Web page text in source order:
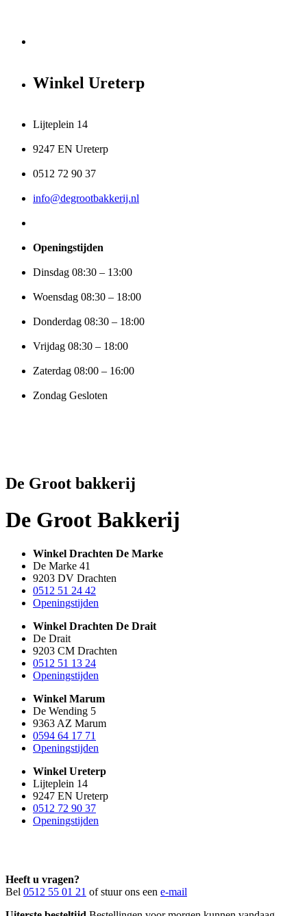
Winkel Ureterp
Lijteplein 14
9247 EN Ureterp
0512 72 90 37
info@degrootbakkerij.nl
Openingstijden
Dinsdag 08:30 – 13:00
Woensdag 08:30 – 18:00
Donderdag 08:30 – 18:00
Vrijdag 08:30 – 18:00
Zaterdag 08:00 – 16:00
Zondag Gesloten
De Groot bakkerij
De Groot Bakkerij
Winkel Drachten De Marke
De Marke 41
9203 DV Drachten
0512 51 24 42
Openingstijden
Winkel Drachten De Drait
De Drait
9203 CM Drachten
0512 51 13 24
Openingstijden
Winkel Marum
De Wending 5
9363 AZ Marum
0594 64 17 71
Openingstijden
Winkel Ureterp
Lijteplein 14
9247 EN Ureterp
0512 72 90 37
Openingstijden
Heeft u vragen?
Bel 0512 55 01 21 of stuur ons een e-mail